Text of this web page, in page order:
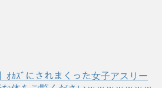
ｵｶｽﾞにされまくった女子アスリー